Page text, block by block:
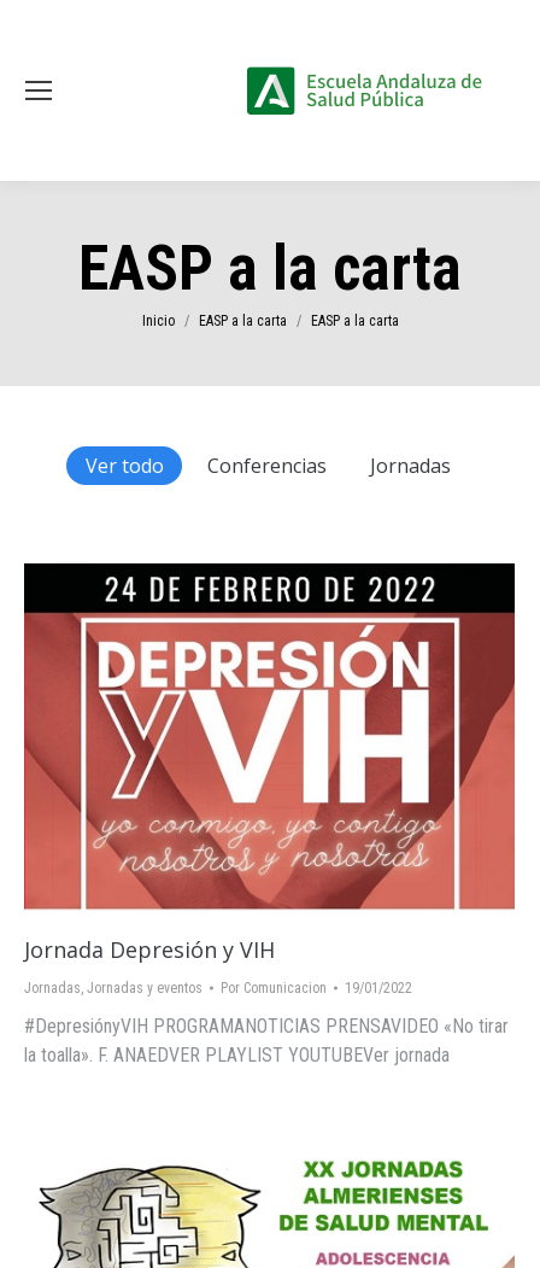
EASP a la carta
Estás aquí:
Inicio EASP a la carta EASP a la carta
Ver todo Conferencias Jornadas
Jornada Depresión y VIH
Jornadas, Jornadas y eventos Por Comunicacion 19/01/2022
#DepresiónyVIH PROGRAMANOTICIAS PRENSAVIDEO «No tirar
la toalla». F. ANAEDVER PLAYLIST YOUTUBEVer jornada